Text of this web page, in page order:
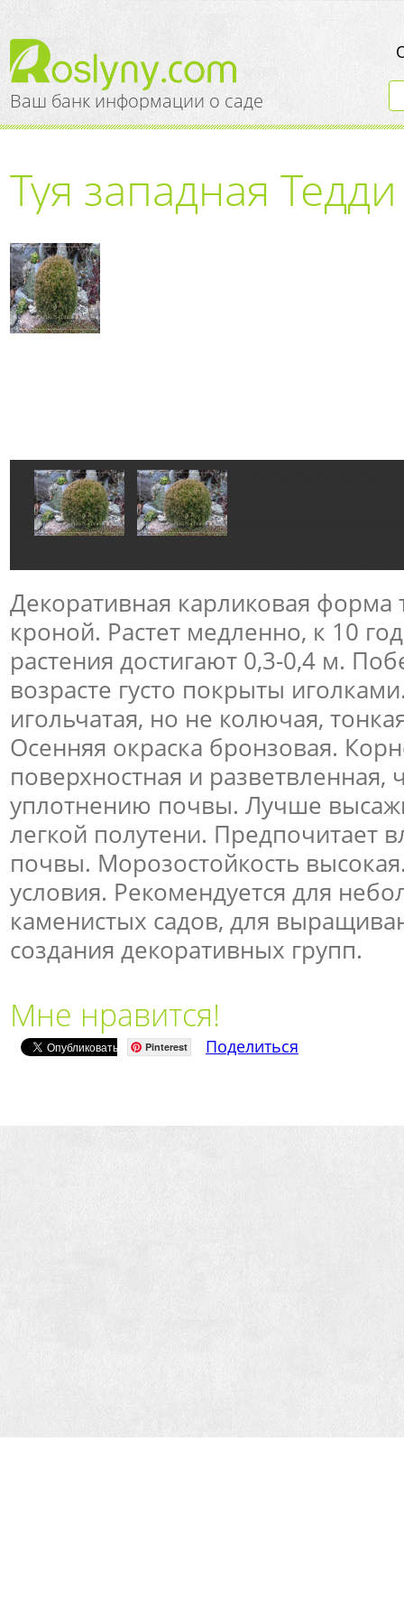
Ваш банк информации о саде
Туя западная Тедди
Декоративная карликовая
кроной. Растет медленно, к 10
растения достигают 0,3-0,4 м.
возрасте густо покрыты
игольчатая, но не колючая,
Осенняя окраска бронзовая.
поверхностная и разветвленная,
уплотнению почвы. Лучше
легкой полутени. Предпочитает
почвы. Морозостойкость
условия. Рекомендуется для
каменистых садов, для
создания декоративных групп.
Мне нравится!
Pinterest Поделиться